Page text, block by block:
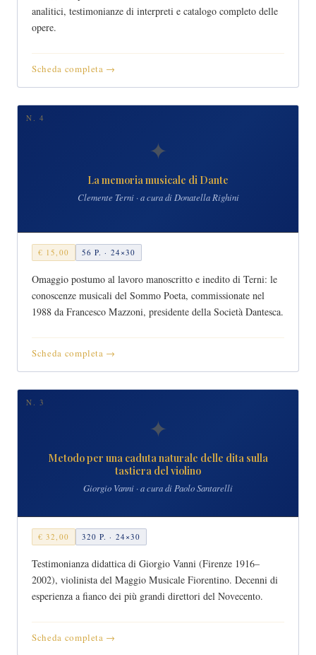
analitici, testimonianze di interpreti e catalogo completo delle
opere.
Scheda completa →
N. 4
✦
La memoria musicale di Dante
Clemente Terni · a cura di Donatella Righini
€ 15,00 56 P. · 24×30
Omaggio postumo al lavoro manoscritto e inedito di Terni: le
conoscenze musicali del Sommo Poeta, commissionate nel
1988 da Francesco Mazzoni, presidente della Società Dantesca.
Scheda completa →
N. 3
✦
Metodo per una caduta naturale delle dita sulla
tastiera del violino
Giorgio Vanni · a cura di Paolo Santarelli
€ 32,00 320 P. · 24×30
Testimonianza didattica di Giorgio Vanni (Firenze 1916–
2002), violinista del Maggio Musicale Fiorentino. Decenni di
esperienza a fianco dei più grandi direttori del Novecento.
Scheda completa →